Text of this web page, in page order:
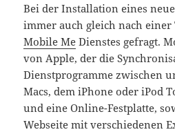
Bei der Installation eines
immer auch gleich nach einer
Mobile Me Dienstes gefragt.
von Apple, der die
Dienstprogramme zwischen
Macs, dem iPhone oder iPod
und eine Online-Festplatte,
Webseite mit verschiedenen